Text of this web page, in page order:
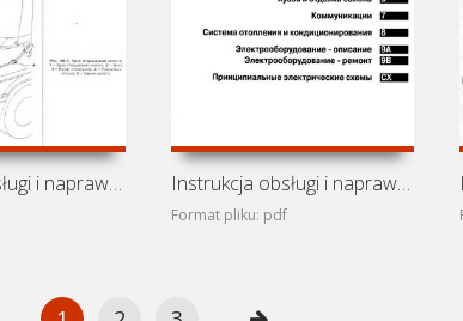
Instrukcja obsługi i naprawy Volkswagen Transporter LT II Instrukcja obsługi i naprawy Volkswagen Crafter (MAN TGE,
Format pliku: pdf